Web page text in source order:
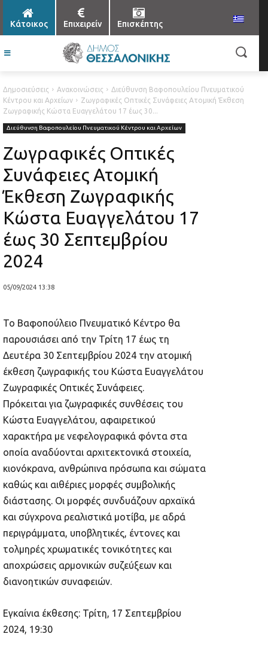
Κάτοικος Επιχειρείν Επισκέπτης
Δημοσιεύσεις Ανακοινώσεις
Διεύθυνση Βαφοπουλείου Πνευματικού
Κέντρου και Αρχείων
Ζωγραφικές Οπτικές Συνάφειες Ατομική Έκθεση
Ζωγραφικής Κώστα Ευαγγελάτου 17 έως 30...
Διεύθυνση Βαφοπουλείου Πνευματικού Κέντρου και Αρχείων
Ζωγραφικές Οπτικές
Συνάφειες Ατομική
Έκθεση Ζωγραφικής
Κώστα Ευαγγελάτου 17
έως 30 Σεπτεμβρίου
2024
05/09/2024 13:38
To Βαφοπούλειο Πνευματικό Κέντρο θα
παρουσιάσει από την Τρίτη 17 έως τη
Δευτέρα 30 Σεπτεμβρίου 2024 την ατομική
έκθεση ζωγραφικής του Κώστα Ευαγγελάτου
Ζωγραφικές Οπτικές Συνάφειες.
Πρόκειται για ζωγραφικές συνθέσεις του
Κώστα Ευαγγελάτου, αφαιρετικού
χαρακτήρα με νεφελογραφικά φόντα στα
οποία αναδύονται αρχιτεκτονικά στοιχεία,
κιονόκρανα, ανθρώπινα πρόσωπα και σώματα
καθώς και αιθέριες μορφές συμβολικής
διάστασης. Οι μορφές συνδυάζουν αρχαϊκά
και σύγχρονα ρεαλιστικά μοτίβα, με αδρά
περιγράμματα, υποβλητικές, έντονες και
τολμηρές χρωματικές τονικότητες και
αποχρώσεις αρμονικών συζεύξεων και
διανοητικών συναφειών.
Εγκαίνια έκθεσης: Τρίτη, 17 Σεπτεμβρίου
2024, 19:30